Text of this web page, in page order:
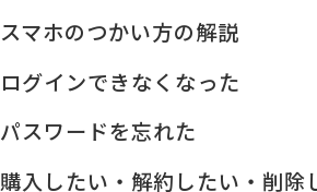
スマホのつかい方の解説
ログインできなくなった
パスワードを忘れた
購入したい・解約したい・削除